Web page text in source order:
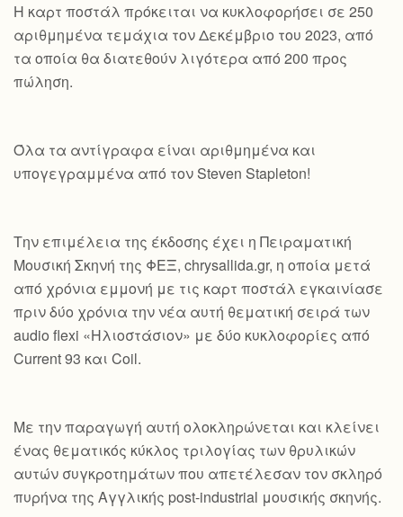
Η καρτ ποστάλ πρόκειται να κυκλοφορήσει σε 250
αριθμημένα τεμάχια τον Δεκέμβριο του 2023, από
τα οποία θα διατεθούν λιγότερα από 200 προς
πώληση.
Όλα τα αντίγραφα είναι αριθμημένα και
υπογεγραμμένα από τον Steven Stapleton!
Την επιμέλεια της έκδοσης έχει η Πειραματική
Μουσική Σκηνή της ΦΕΞ, chrysallida.gr, η οποία μετά
από χρόνια εμμονή με τις καρτ ποστάλ εγκαινίασε
πριν δύο χρόνια την νέα αυτή θεματική σειρά των
audio flexi «Ηλιοστάσιον» με δύο κυκλοφορίες από
Current 93 και Coil.
Με την παραγωγή αυτή ολοκληρώνεται και κλείνει
ένας θεματικός κύκλος τριλογίας των θρυλικών
αυτών συγκροτημάτων που απετέλεσαν τον σκληρό
πυρήνα της Αγγλικής post-industrial μουσικής σκηνής.